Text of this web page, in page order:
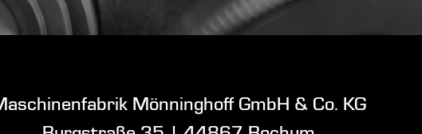
Mönninghoff GmbH & Co. KG